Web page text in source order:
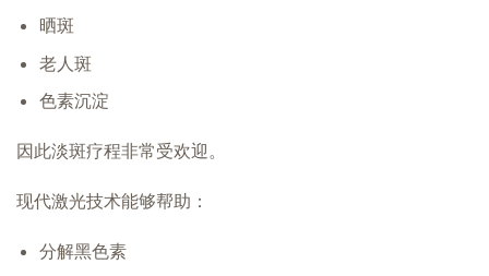
晒斑
老人斑
色素沉淀
因此淡斑疗程非常受欢迎。
现代激光技术能够帮助：
分解黑色素